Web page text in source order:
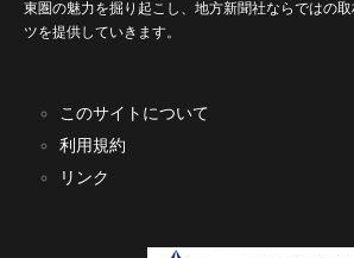
東圏の魅力を掘り起こし、地方新聞社ならではの
ツを提供していきます。
このサイトについて
利用規約
リンク